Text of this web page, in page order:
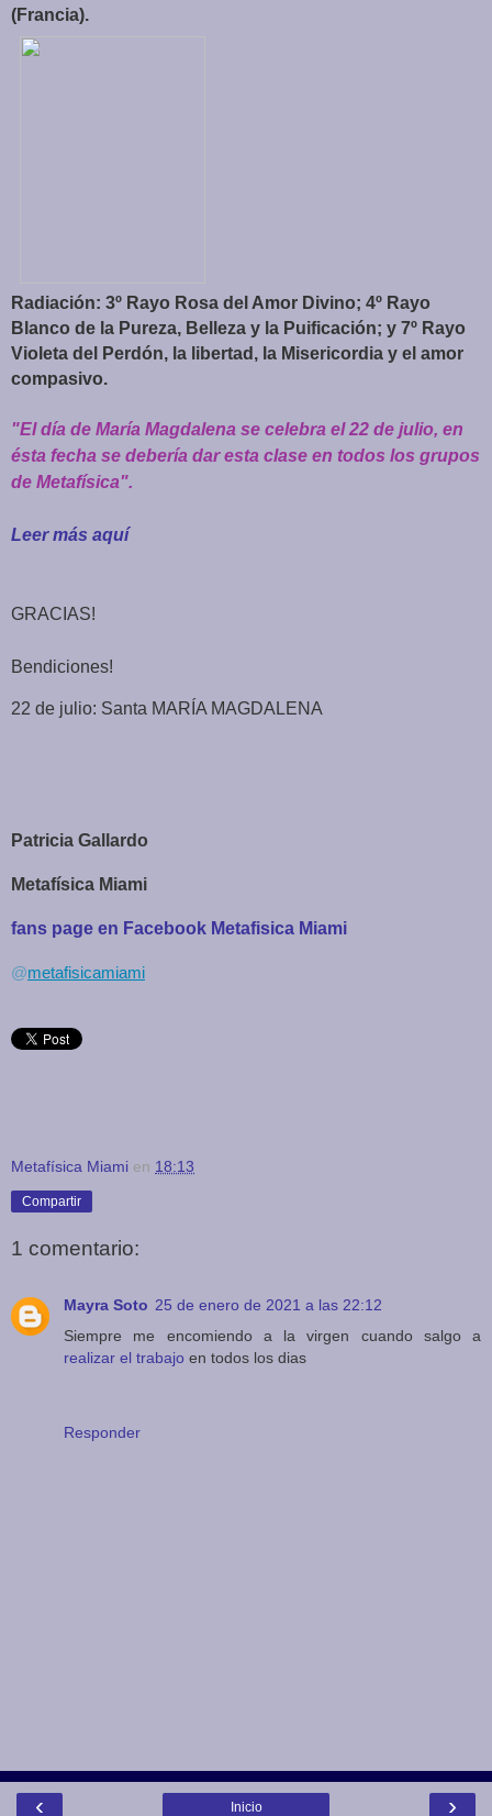
(Francia).
Radiación: 3º Rayo Rosa del Amor Divino; 4º Rayo
Blanco de la Pureza, Belleza y la Puificación; y 7º Rayo
Violeta del Perdón, la libertad, la Misericordia y el amor
compasivo.
"El día de María Magdalena se celebra el 22 de julio, en
ésta fecha se debería dar esta clase en todos los grupos
de Metafísica".
Leer más aquí
GRACIAS!
Bendiciones!
22 de julio: Santa MARÍA MAGDALENA
Patricia Gallardo
Metafísica Miami
fans page en Facebook Metafisica Miami
@metafisicamiami
Metafísica Miami en 18:13
Compartir
1 comentario:
Mayra Soto 25 de enero de 2021 a las 22:12
Siempre me encomiendo a la virgen cuando salgo a
realizar el trabajo en todos los dias
Responder
‹ ›
Inicio